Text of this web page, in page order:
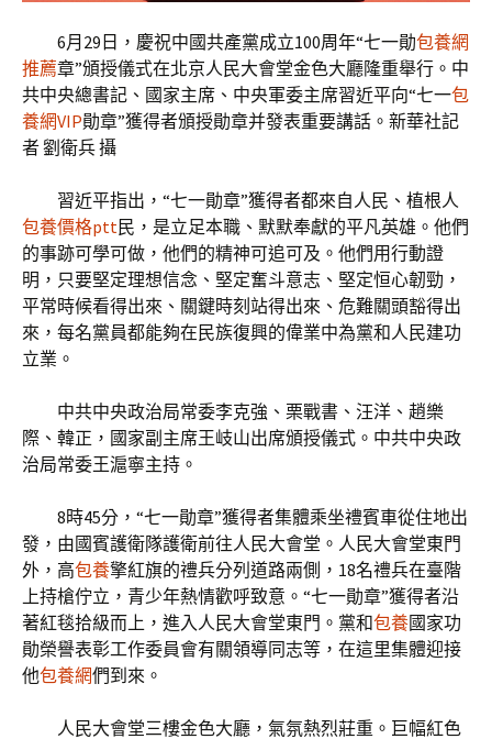
6月29日，慶祝中國共產黨成立100周年“七一勛包養網
推薦章”頒授儀式在北京人民大會堂金色大廳隆重舉行。中
共中央總書記、國家主席、中央軍委主席習近平向“七一包
養網VIP勛章”獲得者頒授勛章并發表重要講話。新華社記
者 劉衛兵 攝
習近平指出，“七一勛章”獲得者都來自人民、植根人
包養價格ptt民，是立足本職、默默奉獻的平凡英雄。他們
的事跡可學可做，他們的精神可追可及。他們用行動證
明，只要堅定理想信念、堅定奮斗意志、堅定恒心韌勁，
平常時候看得出來、關鍵時刻站得出來、危難關頭豁得出
來，每名黨員都能夠在民族復興的偉業中為黨和人民建功
立業。
中共中央政治局常委李克強、栗戰書、汪洋、趙樂
際、韓正，國家副主席王岐山出席頒授儀式。中共中央政
治局常委王滬寧主持。
8時45分，“七一勛章”獲得者集體乘坐禮賓車從住地出
發，由國賓護衛隊護衛前往人民大會堂。人民大會堂東門
外，高包養擎紅旗的禮兵分列道路兩側，18名禮兵在臺階
上持槍佇立，青少年熱情歡呼致意。“七一勛章”獲得者沿
著紅毯拾級而上，進入人民大會堂東門。黨和包養國家功
勛榮譽表彰工作委員會有關領導同志等，在這里集體迎接
他包養網們到來。
人民大會堂三樓金色大廳，氣氛熱烈莊重。巨幅紅色